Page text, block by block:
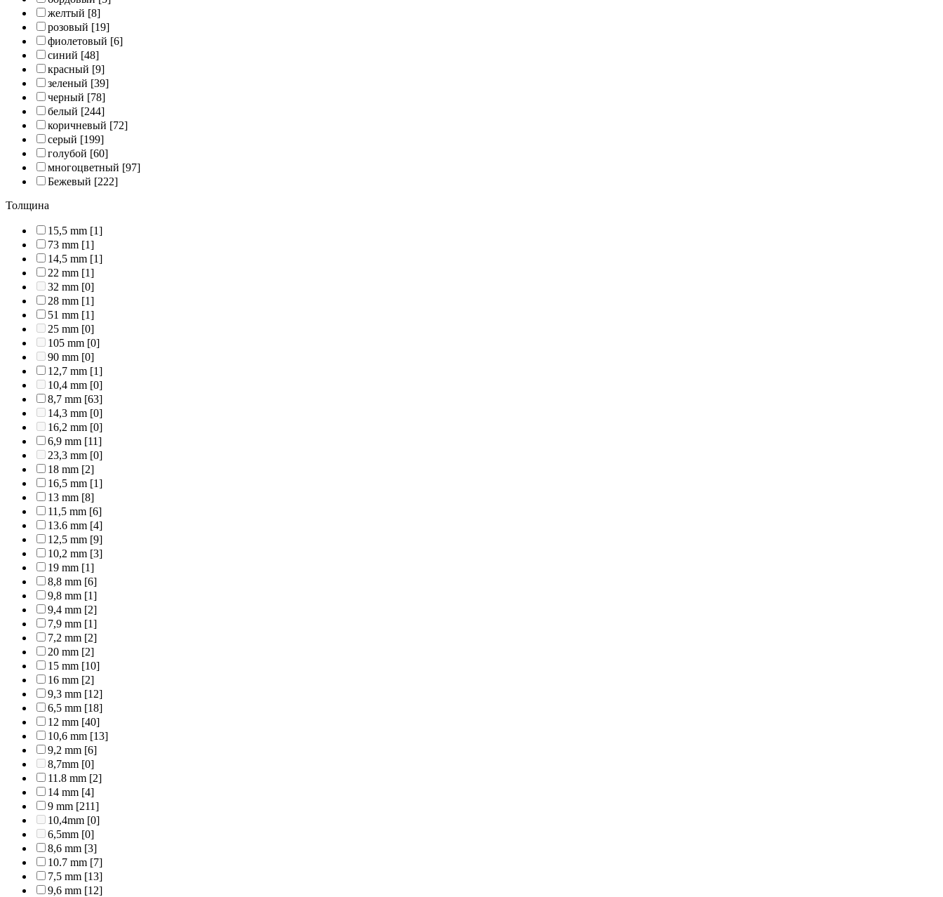
желтый [8]
розовый [19]
фиолетовый [6]
синий [48]
красный [9]
зеленый [39]
черный [78]
белый [244]
коричневый [72]
серый [199]
голубой [60]
многоцветный [97]
Бежевый [222]
Толщина
15,5 mm [1]
73 mm [1]
14,5 mm [1]
22 mm [1]
32 mm [0]
28 mm [1]
51 mm [1]
25 mm [0]
105 mm [0]
90 mm [0]
12,7 mm [1]
10,4 mm [0]
8,7 mm [63]
14,3 mm [0]
16,2 mm [0]
6,9 mm [11]
23,3 mm [0]
18 mm [2]
16,5 mm [1]
13 mm [8]
11,5 mm [6]
13.6 mm [4]
12,5 mm [9]
10,2 mm [3]
19 mm [1]
8,8 mm [6]
9,8 mm [1]
9,4 mm [2]
7,9 mm [1]
7,2 mm [2]
20 mm [2]
15 mm [10]
16 mm [2]
9,3 mm [12]
6,5 mm [18]
12 mm [40]
10,6 mm [13]
9,2 mm [6]
8,7mm [0]
11.8 mm [2]
14 mm [4]
9 mm [211]
10,4mm [0]
6,5mm [0]
8,6 mm [3]
10.7 mm [7]
7,5 mm [13]
9,6 mm [12]